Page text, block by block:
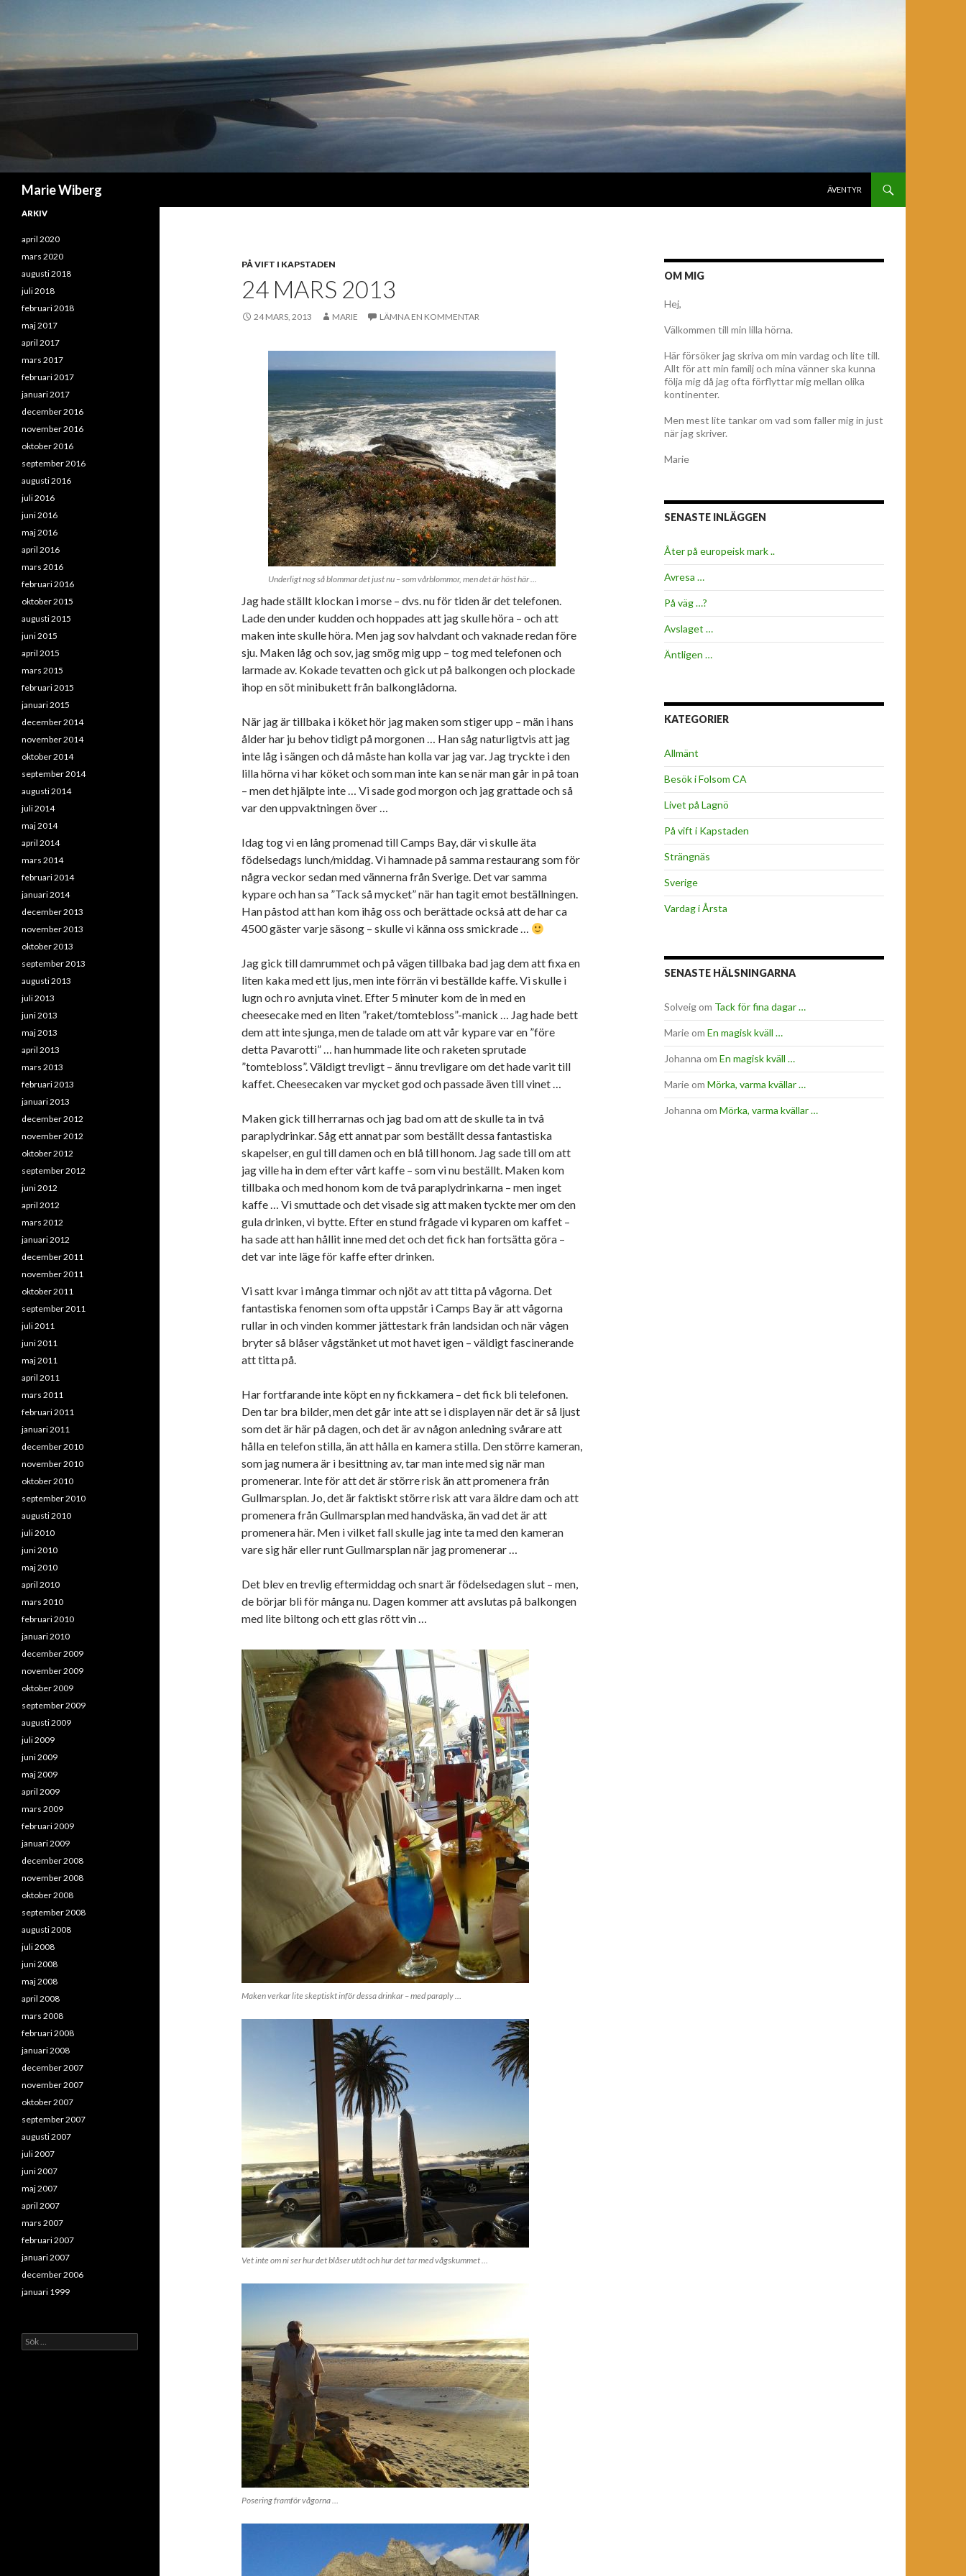
Marie Wiberg
ÄVENTYR
PÅ VIFT I KAPSTADEN
24 MARS 2013
24 MARS, 2013 MARIE LÄMNA EN KOMMENTAR
Underligt nog så blommar det just nu – som vårblommor, men det är höst här …
Jag hade ställt klockan i morse – dvs. nu för tiden är det telefonen.
Lade den under kudden och hoppades att jag skulle höra – och att
maken inte skulle höra. Men jag sov halvdant och vaknade redan före
sju. Maken låg och sov, jag smög mig upp – tog med telefonen och
larmade av. Kokade tevatten och gick ut på balkongen och plockade
ihop en söt minibukett från balkonglådorna.
När jag är tillbaka i köket hör jag maken som stiger upp – män i hans
ålder har ju behov tidigt på morgonen … Han såg naturligtvis att jag
inte låg i sängen och då måste han kolla var jag var. Jag tryckte i den
lilla hörna vi har köket och som man inte kan se när man går in på toan
– men det hjälpte inte … Vi sade god morgon och jag grattade och så
var den uppvaktningen över …
Idag tog vi en lång promenad till Camps Bay, där vi skulle äta
födelsedags lunch/middag. Vi hamnade på samma restaurang som för
några veckor sedan med vännerna från Sverige. Det var samma
kypare och han sa ”Tack så mycket” när han tagit emot beställningen.
Han påstod att han kom ihåg oss och berättade också att de har ca
4500 gäster varje säsong – skulle vi känna oss smickrade …
Jag gick till damrummet och på vägen tillbaka bad jag dem att fixa en
liten kaka med ett ljus, men inte förrän vi beställde kaffe. Vi skulle i
lugn och ro avnjuta vinet. Efter 5 minuter kom de in med en
cheesecake med en liten ”raket/tomtebloss”-manick … Jag hade bett
dem att inte sjunga, men de talade om att vår kypare var en ”före
detta Pavarotti” … han hummade lite och raketen sprutade
”tomtebloss”. Väldigt trevligt – ännu trevligare om det hade varit till
kaffet. Cheesecaken var mycket god och passade även till vinet …
Maken gick till herrarnas och jag bad om att de skulle ta in två
paraplydrinkar. Såg ett annat par som beställt dessa fantastiska
skapelser, en gul till damen och en blå till honom. Jag sade till om att
jag ville ha in dem efter vårt kaffe – som vi nu beställt. Maken kom
tillbaka och med honom kom de två paraplydrinkarna – men inget
kaffe … Vi smuttade och det visade sig att maken tyckte mer om den
gula drinken, vi bytte. Efter en stund frågade vi kyparen om kaffet –
ha sade att han hållit inne med det och det fick han fortsätta göra –
det var inte läge för kaffe efter drinken.
Vi satt kvar i många timmar och njöt av att titta på vågorna. Det
fantastiska fenomen som ofta uppstår i Camps Bay är att vågorna
rullar in och vinden kommer jättestark från landsidan och när vågen
bryter så blåser vågstänket ut mot havet igen – väldigt fascinerande
att titta på.
Har fortfarande inte köpt en ny fickkamera – det fick bli telefonen.
Den tar bra bilder, men det går inte att se i displayen när det är så ljust
som det är här på dagen, och det är av någon anledning svårare att
hålla en telefon stilla, än att hålla en kamera stilla. Den större kameran,
som jag numera är i besittning av, tar man inte med sig när man
promenerar. Inte för att det är större risk än att promenera från
Gullmarsplan. Jo, det är faktiskt större risk att vara äldre dam och att
promenera från Gullmarsplan med handväska, än vad det är att
promenera här. Men i vilket fall skulle jag inte ta med den kameran
vare sig här eller runt Gullmarsplan när jag promenerar …
Det blev en trevlig eftermiddag och snart är födelsedagen slut – men,
de börjar bli för många nu. Dagen kommer att avslutas på balkongen
med lite biltong och ett glas rött vin …
Maken verkar lite skeptiskt inför dessa drinkar – med paraply …
Vet inte om ni ser hur det blåser utåt och hur det tar med vågskummet …
Posering framför vågorna …
OM MIG
Hej,
Välkommen till min lilla hörna.
Här försöker jag skriva om min vardag och lite till.
Allt för att min familj och mina vänner ska kunna
följa mig då jag ofta förflyttar mig mellan olika
kontinenter.
Men mest lite tankar om vad som faller mig in just
när jag skriver.
Marie
SENASTE INLÄGGEN
Åter på europeisk mark ..
Avresa …
På väg …?
Avslaget …
Äntligen …
KATEGORIER
Allmänt
Besök i Folsom CA
Livet på Lagnö
På vift i Kapstaden
Strängnäs
Sverige
Vardag i Årsta
SENASTE HÄLSNINGARNA
Solveigom Tack för fina dagar …
Marieom En magisk kväll …
Johanna om En magisk kväll …
Marieom Mörka, varma kvällar …
Johanna om Mörka, varma kvällar …
ARKIV
april 2020
mars 2020
augusti 2018
juli 2018
februari 2018
maj 2017
april 2017
mars 2017
februari 2017
januari 2017
december 2016
november 2016
oktober 2016
september 2016
augusti 2016
juli 2016
juni 2016
maj 2016
april 2016
mars 2016
februari 2016
oktober 2015
augusti 2015
juni 2015
april 2015
mars 2015
februari 2015
januari 2015
december 2014
november 2014
oktober 2014
september 2014
augusti 2014
juli 2014
maj 2014
april 2014
mars 2014
februari 2014
januari 2014
december 2013
november 2013
oktober 2013
september 2013
augusti 2013
juli 2013
juni 2013
maj 2013
april 2013
mars 2013
februari 2013
januari 2013
december 2012
november 2012
oktober 2012
september 2012
juni 2012
april 2012
mars 2012
januari 2012
december 2011
november 2011
oktober 2011
september 2011
juli 2011
juni 2011
maj 2011
april 2011
mars 2011
februari 2011
januari 2011
december 2010
november 2010
oktober 2010
september 2010
augusti 2010
juli 2010
juni 2010
maj 2010
april 2010
mars 2010
februari 2010
januari 2010
december 2009
november 2009
oktober 2009
september 2009
augusti 2009
juli 2009
juni 2009
maj 2009
april 2009
mars 2009
februari 2009
januari 2009
december 2008
november 2008
oktober 2008
september 2008
augusti 2008
juli 2008
juni 2008
maj 2008
april 2008
mars 2008
februari 2008
januari 2008
december 2007
november 2007
oktober 2007
september 2007
augusti 2007
juli 2007
juni 2007
maj 2007
april 2007
mars 2007
februari 2007
januari 2007
december 2006
januari 1999
Sök
efter: